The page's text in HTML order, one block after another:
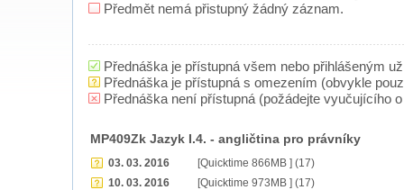
Předmět nemá přistupný žádný záznam.
Přednáška je přístupná všem nebo přihlášeným
Přednáška je přístupná s omezením (obvykle
Přednáška není přístupná (požádejte vyučujícího
MP409Zk Jazyk I.4. - angličtina pro právníky
03. 03. 2016
[Quicktime 866MB ] (17)
10. 03. 2016
[Quicktime 973MB ] (17)